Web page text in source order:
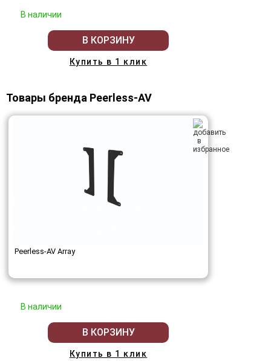
В наличии
В КОРЗИНУ
Купить в 1 клик
Товары бренда Peerless-AV
Peerless-AV Array
В наличии
В КОРЗИНУ
Купить в 1 клик